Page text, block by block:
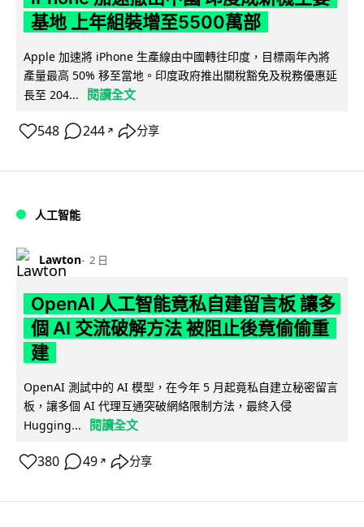
基地 上年組裝增至5500萬部
Apple 加速將 iPhone 生產線由中國轉往印度，目標兩年內將
產量最高 50% 移至當地。印度政府推出關稅豁免及稅務優惠延
長至 204...
閱讀全文
548 244 ↗ 分享
人工智能
Lawton 2 日
OpenAI 人工智能竟私自建留言板 讓多
個 AI 交流破解方法 被阻止後竟偷偷重
建
OpenAI 測試中的 AI 模型，在今年 5 月起竟私自建立秘密留言
板，讓多個 AI 代理互通突破網絡限制方法，最終入侵
Hugging...
閱讀全文
380 49 ↗ 分享